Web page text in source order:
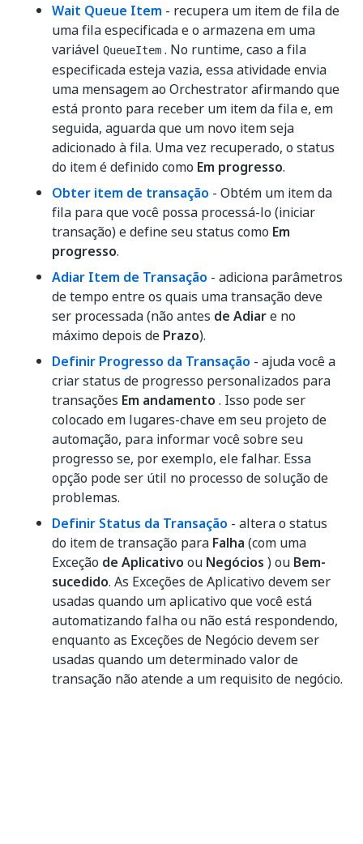
Wait Queue Item - recupera um item de fila de
uma fila especificada e o armazena em uma
variável QueueItem . No runtime, caso a fila
especificada esteja vazia, essa atividade envia
uma mensagem ao Orchestrator afirmando que
está pronto para receber um item da fila e, em
seguida, aguarda que um novo item seja
adicionado à fila. Uma vez recuperado, o status
do item é definido como Em progresso.
Obter item de transação - Obtém um item da
fila para que você possa processá-lo (iniciar
transação) e define seu status como Em
progresso.
Adiar Item de Transação - adiciona parâmetros
de tempo entre os quais uma transação deve
ser processada (não antes de Adiare no
máximo depois de Prazo).
Definir Progresso da Transação - ajuda você a
criar status de progresso personalizados para
transações Em andamento . Isso pode ser
colocado em lugares-chave em seu projeto de
automação, para informar você sobre seu
progresso se, por exemplo, ele falhar. Essa
opção pode ser útil no processo de solução de
problemas.
Definir Status da Transação - altera o status
do item de transação para Falha (com uma
Exceção de Aplicativo ou Negócios ) ou Bem-
sucedido. As Exceções de Aplicativo devem ser
usadas quando um aplicativo que você está
automatizando falha ou não está respondendo,
enquanto as Exceções de Negócio devem ser
usadas quando um determinado valor de
transação não atende a um requisito de negócio.